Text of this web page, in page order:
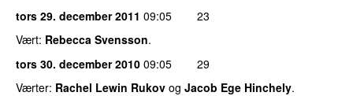
tors 29. december 2011 09:05
23
Vært: Rebecca Svensson.
tors 30. december 2010 09:05
29
Værter: Rachel Lewin Rukov og Jacob Ege Hinchely.